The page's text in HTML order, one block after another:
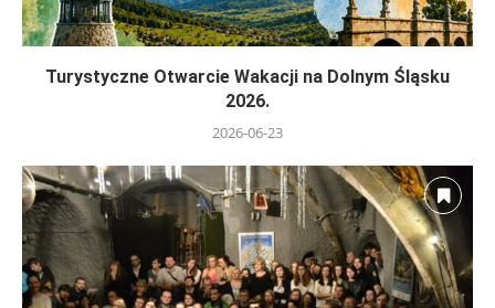
Turystyczne Otwarcie Wakacji na Dolnym Śląsku
2026.
2026-06-23